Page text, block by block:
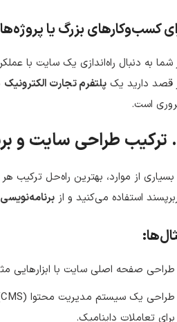
کسب‌وکارهای بزرگ یا
شما به دنبال راه‌اندازی یک سایت با
قصد دارید یک پلتفرم تجارت الکترونیک
است.
بسیاری از موارد، بهترین راه‌حل ترکیب
استفاده می‌کنید و از برنامه‌نویسی
طراحی صفحه اصلی سایت با ابزارهایی
طراحی یک سیستم مدیریت محتوا (CMS) با استفاده از زبان‌های برنامه‌نویسی مانند
برای تعاملات داینامیک.